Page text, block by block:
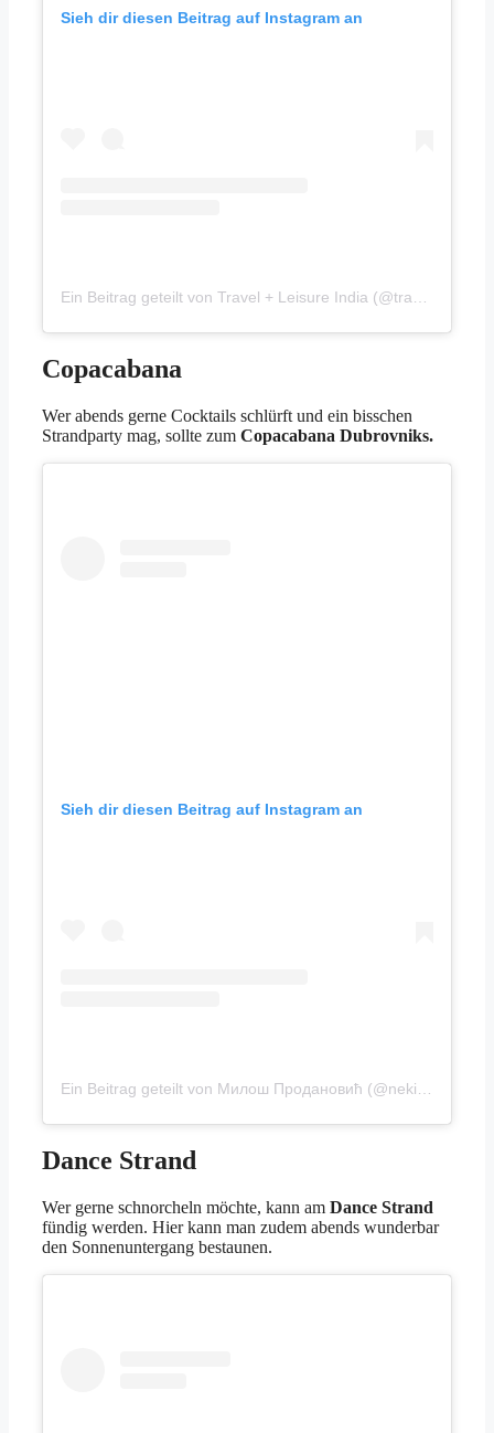
Sieh dir diesen Beitrag auf Instagram an
Copacabana
Wer abends gerne Cocktails schlürft und ein bisschen
Strandparty mag, sollte zum Copacabana Dubrovniks.
Sieh dir diesen Beitrag auf Instagram an
Dance Strand
Wer gerne schnorcheln möchte, kann am Dance Strand
fündig werden. Hier kann man zudem abends wunderbar
den Sonnenuntergang bestaunen.